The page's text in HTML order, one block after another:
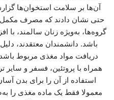
آن‌ها بر سلامت استخوان‌ها
حتی نشان دادند که مصرف
گروه‌ها، به‌ویژه زنان سالمند،
باشد. دانشمندان معتقدند،
دریافت مواد مغذی مربوط
همراه با پروتئین، فسفر و سایر
استفاده از آن را برای بدن
معمولا فقط یک ماده مغذی را